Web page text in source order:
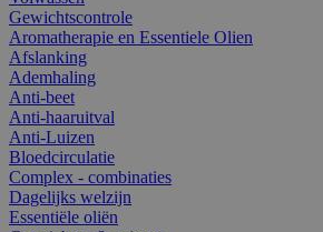
Gewichtscontrole
Aromatherapie en Essentiele Olien
Afslanking
Ademhaling
Anti-beet
Anti-haaruitval
Anti-Luizen
Bloedcirculatie
Complex - combinaties
Dagelijks welzijn
Essentiële oliën